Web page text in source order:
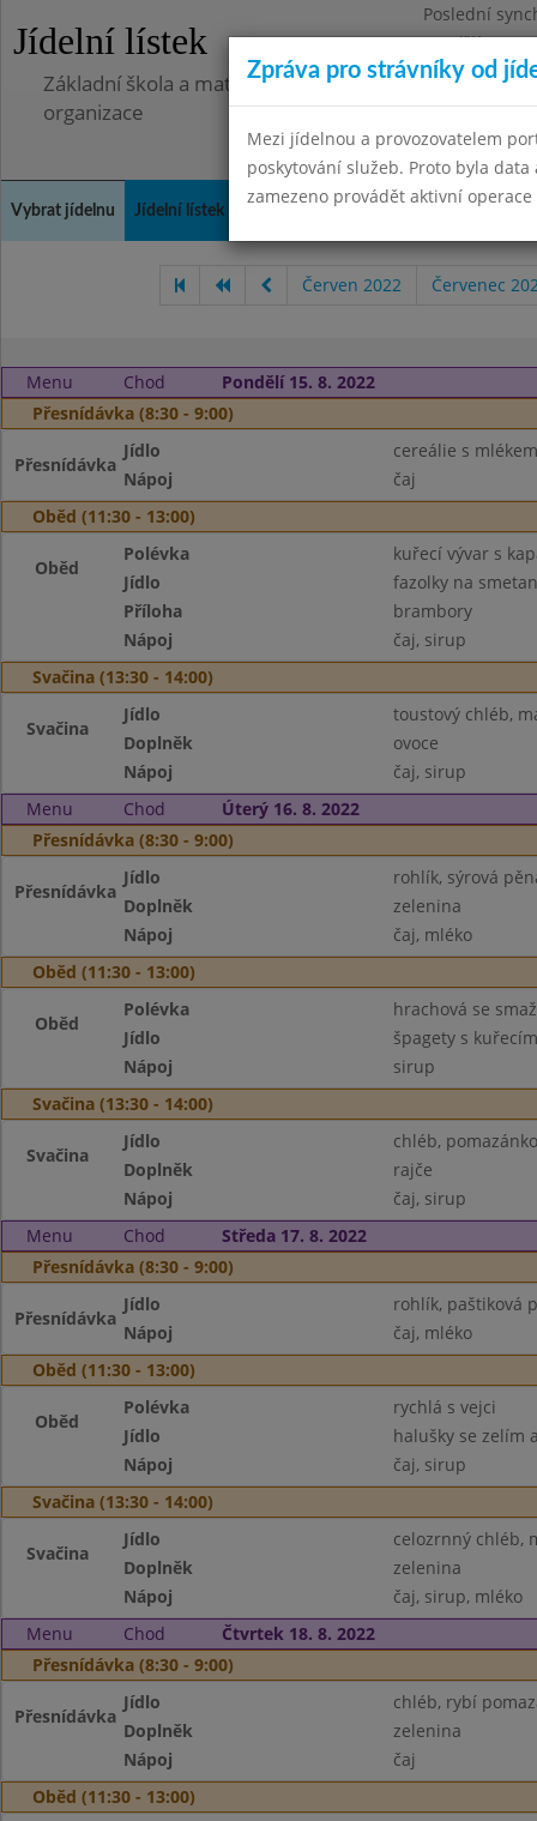
Jídelní lístek
Poslední
Pondělí
Základní škola a mateřská škola Libá, okres Cheb,
organizace
Vybrat jídelnu Jídelní lístek Kontakty a informace
Červen 2022 Červenec
Menu Chod
Pondělí 15. 8. 2022
Přesnídávka (8:30 - 9:00)
Přesnídávka
Jídlo
cereálie s mlékem
Nápoj
čaj
Oběd (11:30 - 13:00)
Oběd
Polévka
kuřecí vývar s
Jídlo
fazolky na
Příloha
brambory
Nápoj
čaj, sirup
Svačina (13:30 - 14:00)
Svačina
Jídlo
toustový chléb,
Doplněk
ovoce
Nápoj
čaj, sirup
Menu
Chod
Úterý 16. 8. 2022
Přesnídávka (8:30 - 9:00)
Přesnídávka
Jídlo
rohlík, sýrová
Doplněk
zelenina
Nápoj
čaj, mléko
Oběd (11:30 - 13:00)
Oběd
Polévka
hrachová se
Jídlo
špagety s
Nápoj
sirup
Svačina (13:30 - 14:00)
Svačina
Jídlo
chléb,
Doplněk
rajče
Nápoj
čaj, sirup
Menu
Chod
Středa 17. 8. 2022
Přesnídávka (8:30 - 9:00)
Přesnídávka
Jídlo
rohlík, paštiková
Nápoj
čaj, mléko
Oběd (11:30 - 13:00)
Oběd
Polévka
rychlá s vejci
Jídlo
halušky se zelím
Nápoj
čaj, sirup
Svačina (13:30 - 14:00)
Svačina
Jídlo
celozrnný chléb,
Doplněk
zelenina
Nápoj
čaj, sirup, mléko
Menu
Chod
Čtvrtek 18. 8. 2022
Přesnídávka (8:30 - 9:00)
Přesnídávka
Jídlo
chléb, rybí
Doplněk
zelenina
Nápoj
čaj
Oběd (11:30 - 13:00)
Zpráva pro strávníky od
Mezi jídelnou a provozovatelem
poskytování služeb. Proto byla
zamezeno provádět aktivní